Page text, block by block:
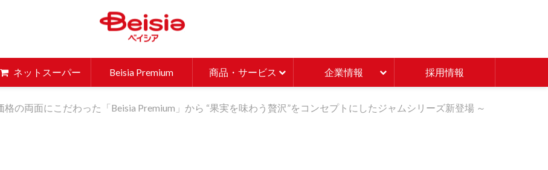
ネットスーパー Beisia Premium 商品・サービス 企業情報 採用情報
格の両面にこだわった「Beisia Premium」から “果実を味わう贅沢”をコンセプトにしたジャムシリーズ新登場 ～